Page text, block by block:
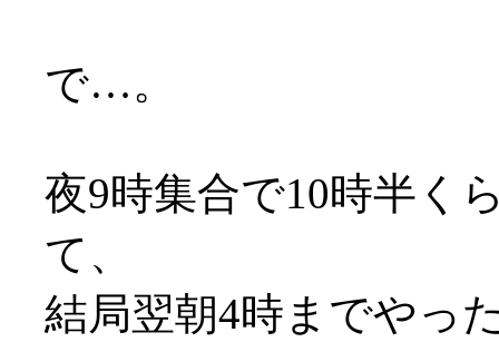
で…。
夜9時集合で10時半く
て、
結局翌朝4時までやっ